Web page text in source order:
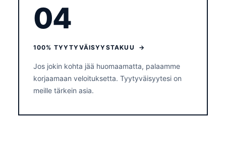
04
100% TYYTYVÄISYYSTAKUU →
Jos jokin kohta jää huomaamatta, palaamme
korjaamaan veloituksetta. Tyytyväisyytesi on
meille tärkein asia.